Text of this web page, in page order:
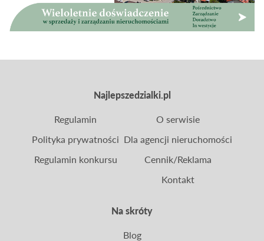
gdzie je sprawdzić.
Najlepszedzialki.pl
Na skróty
Regulamin
Polityka prywatności
Regulamin konkursu
O serwisie
Dla agencji nieruchomości
Cennik/Reklama
Kontakt
Blog